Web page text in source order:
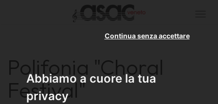
Abbiamo a cuore la tua
privacy
Continua senza accettare
Polifonia "Choral
Festival"